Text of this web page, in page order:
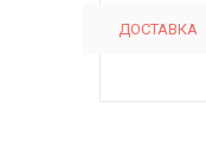
ДОСТАВКА